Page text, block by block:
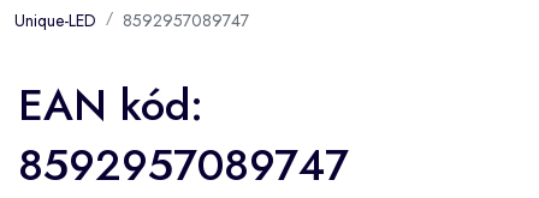
Unique-LED 8592957089747
EAN kód:
8592957089747